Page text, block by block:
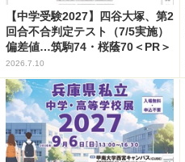
【中学受験2027】四谷大塚、第2
回合不合判定テスト（7/5実施）
偏差値…筑駒74・桜蔭70＜PR＞
2026.7.10